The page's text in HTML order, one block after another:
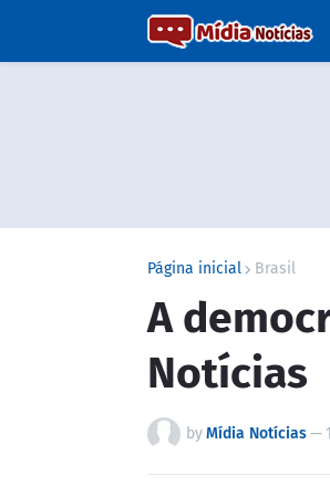
Página inicial Brasil
A
Notícias
byMídia Notícias—